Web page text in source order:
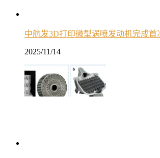
中航发3D打印微型涡喷发动机完成首
2025/11/14